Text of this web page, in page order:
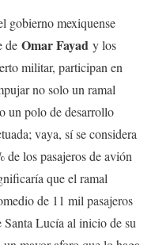
gobierno mexiquense
de Omar Fayad y los
militar, participan en
no solo un ramal
un polo de desarrollo
vaya, sí se considera
de los pasajeros de avión
que el ramal
de 11 mil pasajeros
Lucía al inicio de su